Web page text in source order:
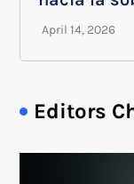
Editors